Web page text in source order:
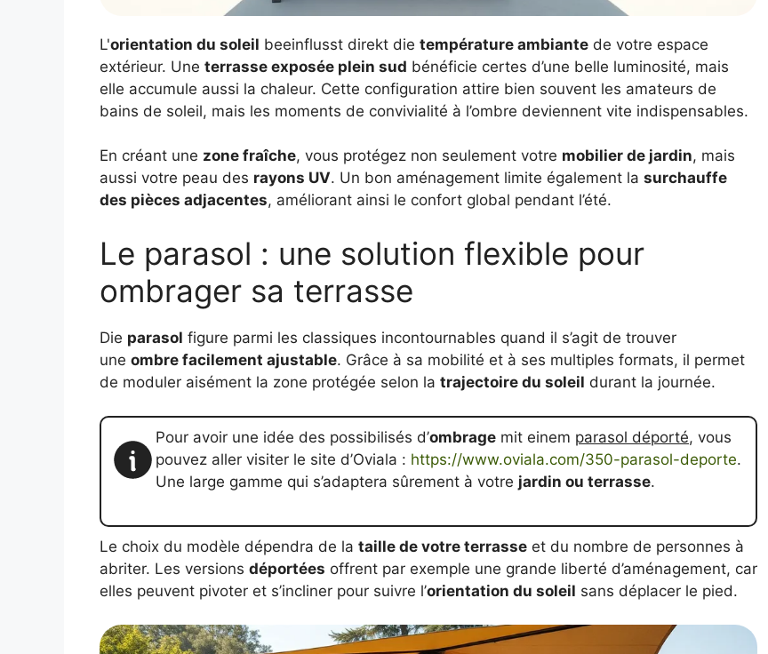
L'orientation du soleil beeinflusst direkt die température ambiante de votre espace
extérieur. Une terrasse exposée plein sud bénéficie certes d’une belle luminosité, mais
elle accumule aussi la chaleur. Cette configuration attire bien souvent les amateurs de
bains de soleil, mais les moments de convivialité à l’ombre deviennent vite indispensables.
En créant une zone fraîche, vous protégez non seulement votre mobilier de jardin, mais
aussi votre peau des rayons UV. Un bon aménagement limite également la surchauffe
des pièces adjacentes, améliorant ainsi le confort global pendant l’été.
Le parasol : une solution flexible pour
ombrager sa terrasse
Die parasol figure parmi les classiques incontournables quand il s’agit de trouver
une ombre facilement ajustable. Grâce à sa mobilité et à ses multiples formats, il permet
de moduler aisément la zone protégée selon la trajectoire du soleil durant la journée.
Pour avoir une idée des possibilisés d’ombrage mit einem parasol déporté, vous
pouvez aller visiter le site d’Oviala : https://www.oviala.com/350-parasol-deporte.
Une large gamme qui s’adaptera sûrement à votre jardin ou terrasse.
Le choix du modèle dépendra de la taille de votre terrasse et du nombre de personnes à
abriter. Les versions déportées offrent par exemple une grande liberté d’aménagement, car
elles peuvent pivoter et s’incliner pour suivre l’orientation du soleil sans déplacer le pied.